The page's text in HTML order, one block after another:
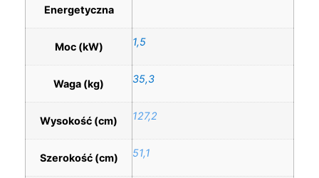
Energetyczna
Moc (kW) 1,5
Waga (kg) 35,3
Wysokość (cm) 127,2
Szerokość (cm) 51,1